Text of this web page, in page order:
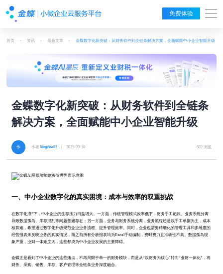
免费体验
首页 > 资讯 > 最新文章 > 金蝶数字化新突破：从财务软件到全链条解决方案，全面赋能中小企业智能升级
金蝶数字化新突破：从财务软件到全链条
解决方案，全面赋能中小企业智能升级
作者kingdee02 | 2025-09-10 632 浏览
一、中小企业数字化的真实困境：成本与效率的双重挑战
在数字化浪*下，中小企业的生存压力日益增大。一方面，传统管理模式效率低下，财务手工记账、业务系统分离
导致数据孤岛、库存混乱等问题普遍存在；另一方面，业务与财务系统分离，业务流程还是以手工单据为主，成本
核算难，希望通过数字化升级规范企业业务流程、提升管理效率。同时，企业也需要精细化的管理工具和多维度的
经营报表来反映业务的真实情况，而之前所有分析报表均为Excel手动编制，费时费力且准确性不高。数据孤岛现
象严重，业财一体难度大，这些都成为中小企业发展的主要障碍。
金蝶正是看到了中小企业的这些痛点，不再局限于单一的财务模块，而是从“以财务为核心”转向“业财一体化”，将
财务、采购、销售、库存、客户管理等全链条业务深度融合。